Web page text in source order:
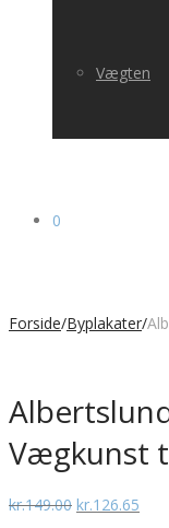
Vægten
0
Forside/Byplakater/
Vægkunst
kr.149.00 Den
kr.126.65